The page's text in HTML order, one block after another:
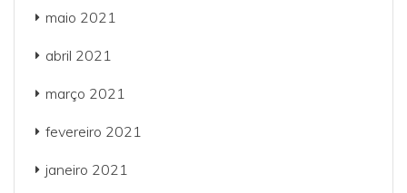
maio 2021
abril 2021
março 2021
fevereiro 2021
janeiro 2021